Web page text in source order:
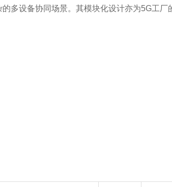
多设备协同场景。其模块化设计亦为5G工厂